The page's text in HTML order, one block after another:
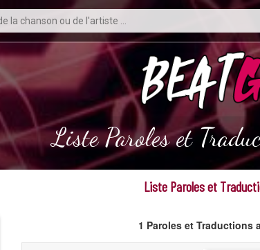
Liste Paroles et
Liste Paroles et
1 Paroles et Traductions